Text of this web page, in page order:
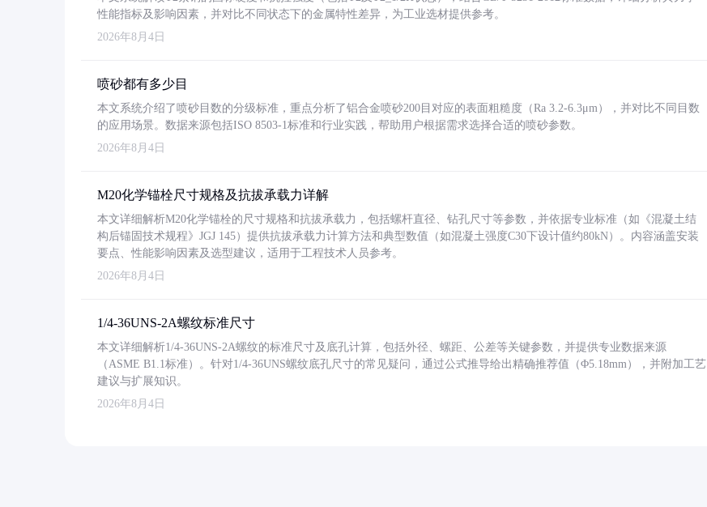
性能指标及影响因素，并对比不同状态下的金属特性差异，为工业选材提供参考。
2026年8月4日
喷砂都有多少目
本文系统介绍了喷砂目数的分级标准，重点分析了铝合金喷砂200目对应的表面粗糙度（Ra 3.2-6.3μm），并对比不同目数
的应用场景。数据来源包括ISO 8503-1标准和行业实践，帮助用户根据需求选择合适的喷砂参数。
2026年8月4日
M20化学锚栓尺寸规格及抗拔承载力详解
本文详细解析M20化学锚栓的尺寸规格和抗拔承载力，包括螺杆直径、钻孔尺寸等参数，并依据专业标准（如《混凝土结
构后锚固技术规程》JGJ 145）提供抗拔承载力计算方法和典型数值（如混凝土强度C30下设计值约80kN）。内容涵盖安装
要点、性能影响因素及选型建议，适用于工程技术人员参考。
2026年8月4日
1/4-36UNS-2A螺纹标准尺寸
本文详细解析1/4-36UNS-2A螺纹的标准尺寸及底孔计算，包括外径、螺距、公差等关键参数，并提供专业数据来源
（ASME B1.1标准）。针对1/4-36UNS螺纹底孔尺寸的常见疑问，通过公式推导给出精确推荐值（Φ5.18mm），并附加工艺
建议与扩展知识。
2026年8月4日